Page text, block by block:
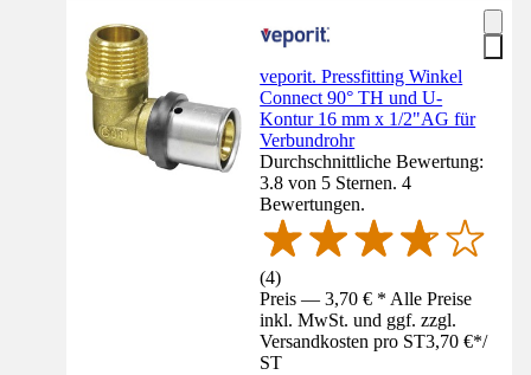
veporit. Pressfitting Winkel
Connect 90° TH und U-
Kontur 16 mm x 1/2"AG für
Verbundrohr
Durchschnittliche Bewertung:
3.8 von 5 Sternen. 4
Bewertungen.
(4)
Preis — 3,70 € * Alle Preise
inkl. MwSt. und ggf. zzgl.
Versandkosten pro ST3,70 €*/
ST